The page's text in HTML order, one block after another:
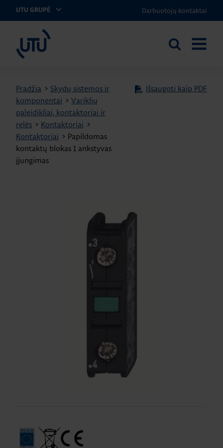
UTU GRUPĖ Darbuotojų kontaktai
UTU Lithuania
Ieškoti
Pradžia > Skydų sistemos ir
komponentai > Variklių
paleidikliai, kontaktoriai ir
relės > Kontaktoriai >
Kontaktoriai > Papildomas
kontaktų blokas 1 ankstyvas
įjungimas
Išsaugoti kaip PDF